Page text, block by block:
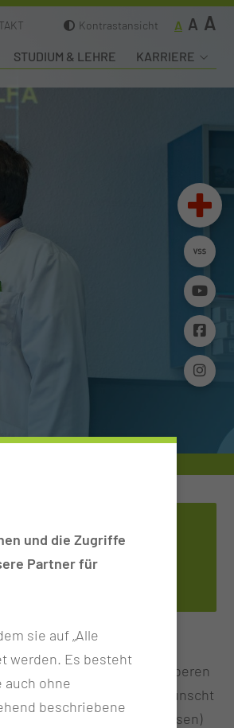
Kontrastansicht A A A
STUDIUM & LEHRE KARRIERE
Betreuung, welche
Untersuchung der oberen
wird und Sie – wenn gewünscht
am Hals (Metastasen)
und die Zugriffe
Partner für
sie auf „Alle
werden. Es besteht
auch ohne
beschriebene